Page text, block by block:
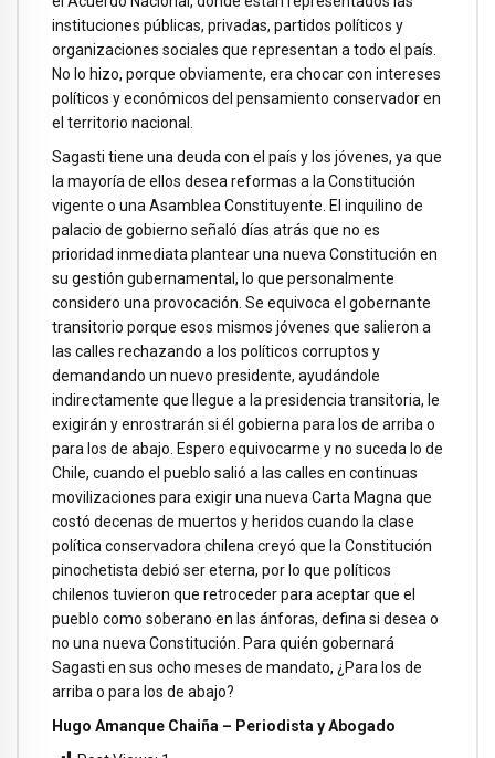
instituciones públicas, privadas, partidos políticos y
organizaciones sociales que representan a todo el país.
No lo hizo, porque obviamente, era chocar con intereses
políticos y económicos del pensamiento conservador en
el territorio nacional.
Sagasti tiene una deuda con el país y los jóvenes, ya que
la mayoría de ellos desea reformas a la Constitución
vigente o una Asamblea Constituyente. El inquilino de
palacio de gobierno señaló días atrás que no es
prioridad inmediata plantear una nueva Constitución en
su gestión gubernamental, lo que personalmente
considero una provocación. Se equivoca el gobernante
transitorio porque esos mismos jóvenes que salieron a
las calles rechazando a los políticos corruptos y
demandando un nuevo presidente, ayudándole
indirectamente que llegue a la presidencia transitoria, le
exigirán y enrostrarán si él gobierna para los de arriba o
para los de abajo. Espero equivocarme y no suceda lo de
Chile, cuando el pueblo salió a las calles en continuas
movilizaciones para exigir una nueva Carta Magna que
costó decenas de muertos y heridos cuando la clase
política conservadora chilena creyó que la Constitución
pinochetista debió ser eterna, por lo que políticos
chilenos tuvieron que retroceder para aceptar que el
pueblo como soberano en las ánforas, defina si desea o
no una nueva Constitución. Para quién gobernará
Sagasti en sus ocho meses de mandato, ¿Para los de
arriba o para los de abajo?
Hugo Amanque Chaiña – Periodista y Abogado